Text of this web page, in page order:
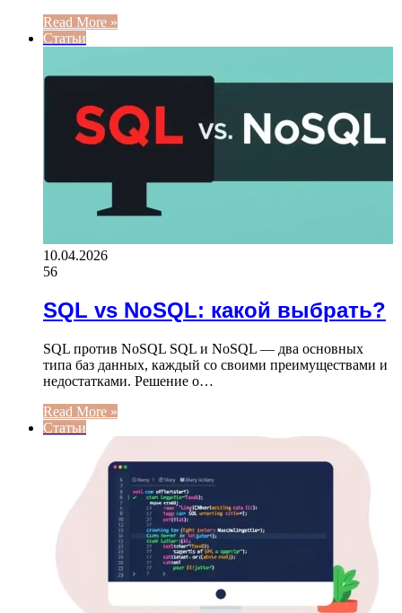
Read More »
Статьи
10.04.2026
56
SQL vs NoSQL: какой выбрать?
SQL против NoSQL SQL и NoSQL — два основных
типа баз данных, каждый со своими преимуществами и
недостатками. Решение о…
Read More »
Статьи